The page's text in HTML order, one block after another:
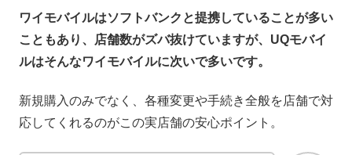
ワイモバイルはソフトバンクと提携していることが多い
こともあり、店舗数がズバ抜けていますが、UQモバイ
ルはそんなワイモバイルに次いで多いです。
新規購入のみでなく、各種変更や手続き全般を店舗で対
応してくれるのがこの実店舗の安心ポイント。